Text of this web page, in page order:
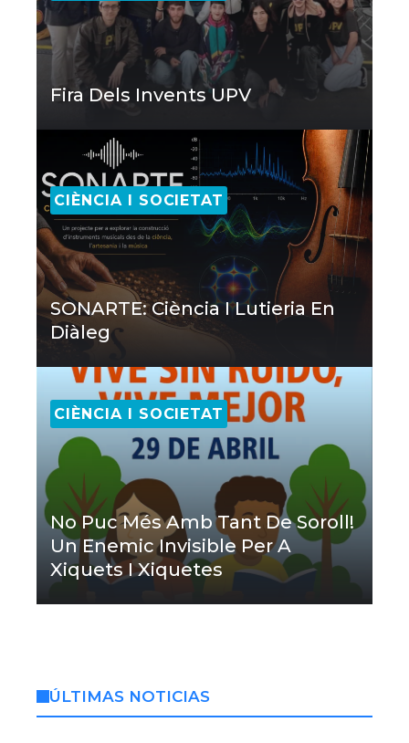
Fira Dels Invents UPV
CIÈNCIA I SOCIETAT
SONARTE: Ciència I Lutieria En
Diàleg
CIÈNCIA I SOCIETAT
No Puc Més Amb Tant De Soroll!
Un Enemic Invisible Per A
Xiquets I Xiquetes
ÚLTIMAS NOTICIAS